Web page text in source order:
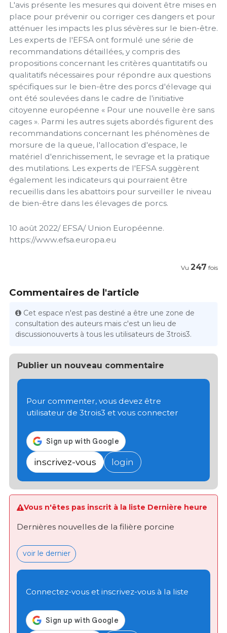
L'avis présente les mesures qui doivent être mises en
place pour prévenir ou corriger ces dangers et pour
atténuer les impacts les plus sévères sur le bien-être.
Les experts de l'EFSA ont formulé une série de
recommandations détaillées, y compris des
propositions concernant les critères quantitatifs ou
qualitatifs nécessaires pour répondre aux questions
spécifiques sur le bien-être des porcs d'élevage qui
ont été soulevées dans le cadre de l'initiative
citoyenne européenne « Pour une nouvelle ère sans
cages ». Parmi les autres sujets abordés figurent des
recommandations concernant les phénomènes de
morsure de la queue, l'allocation d'espace, le
matériel d'enrichissement, le sevrage et la pratique
des mutilations. Les experts de l'EFSA suggèrent
également les indicateurs qui pourraient être
recueillis dans les abattoirs pour surveiller le niveau
de bien-être dans les élevages de porcs.
10 août 2022/ EFSA/ Union Européenne.
https://www.efsa.europa.eu
Vu 247 fois
Commentaires de l'article
Cet espace n'est pas destiné a être une zone de
consultation des auteurs mais c'est un lieu de
discussionouverts à tous les utilisateurs de 3trois3.
Publier un nouveau commentaire
Pour commenter, vous devez être
utilisateur de 3trois3 et vous connecter
inscrivez-vous login
Vous n'êtes pas inscrit à la liste Dernière heure
Dernières nouvelles de la filière porcine
voir le dernier
Connectez-vous et inscrivez-vous à la liste